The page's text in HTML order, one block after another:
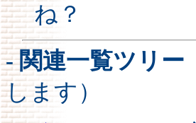
ね？
- 関連一覧ツリー
します）